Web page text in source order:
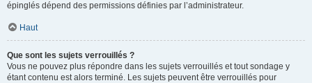
épinglés dépend des permissions définies par l’administrateur.
Haut
Que sont les sujets verrouillés ?
Vous ne pouvez plus répondre dans les sujets verrouillés et tout sondage y
étant contenu est alors terminé. Les sujets peuvent être verrouillés pour